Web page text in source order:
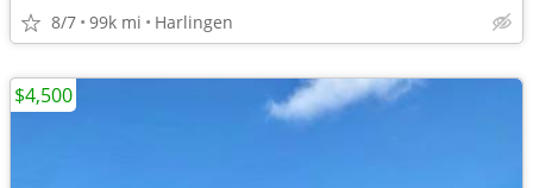
8/7 99k mi Harlingen
$4,500